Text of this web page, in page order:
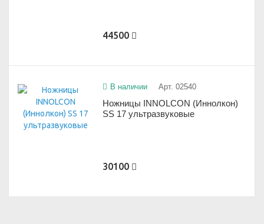
44500
В наличии Арт. 02540
Ножницы INNOLCON (Иннолкон)
SS 17 ультразвуковые
30100